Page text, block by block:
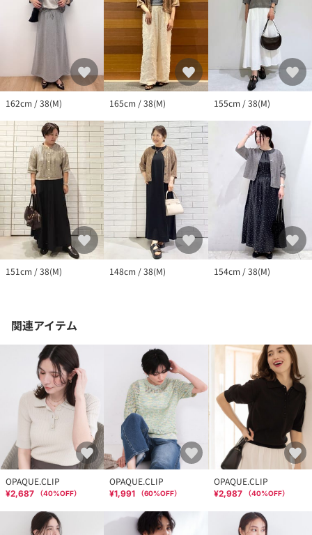
162cm / 38(M) 165cm / 38(M) 155cm / 38(M)
151cm / 38(M) 148cm / 38(M) 154cm / 38(M)
関連アイテム
OPAQUE.CLIP
¥2,687 （40%OFF）
OPAQUE.CLIP
¥1,991 （60%OFF）
OPAQUE.CLIP
¥2,987 （40%OFF）